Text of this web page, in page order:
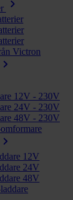
chevron_right
Victron
chevron_right
12V - 230V
24V - 230V
48V - 230V
chevron_right
12V
24V
48V